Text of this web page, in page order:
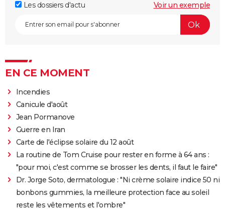
Les dossiers d'actu
Voir un exemple
EN CE MOMENT
Incendies
Canicule d'août
Jean Pormanove
Guerre en Iran
Carte de l'éclipse solaire du 12 août
La routine de Tom Cruise pour rester en forme à 64 ans :
"pour moi, c'est comme se brosser les dents, il faut le faire"
Dr. Jorge Soto, dermatologue : "Ni crème solaire indice 50 ni
bonbons gummies, la meilleure protection face au soleil
reste les vêtements et l'ombre"